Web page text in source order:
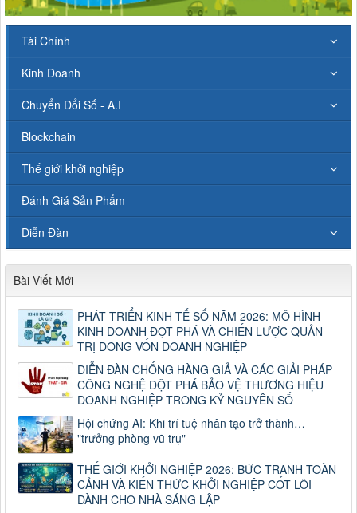
Tài Chính
Kinh Doanh
Chuyển Đổi Số - A.I
Blockchain
Thế giới khởi nghiệp
Đánh Giá Sản Phẩm
Diễn Đàn
Bài Viết Mới
PHÁT TRIỂN KINH TẾ SỐ NĂM 2026: MÔ HÌNH
KINH DOANH ĐỘT PHÁ VÀ CHIẾN LƯỢC QUẢN
TRỊ DÒNG VỐN DOANH NGHIỆP
DIỄN ĐÀN CHỐNG HÀNG GIẢ VÀ CÁC GIẢI PHÁP
CÔNG NGHỆ ĐỘT PHÁ BẢO VỆ THƯƠNG HIỆU
DOANH NGHIỆP TRONG KỶ NGUYÊN SỐ
Hội chứng AI: Khi trí tuệ nhân tạo trở thành…
"trưởng phòng vũ trụ"
THẾ GIỚI KHỞI NGHIỆP 2026: BỨC TRANH TOÀN
CẢNH VÀ KIẾN THỨC KHỞI NGHIỆP CỐT LÕI
DÀNH CHO NHÀ SÁNG LẬP